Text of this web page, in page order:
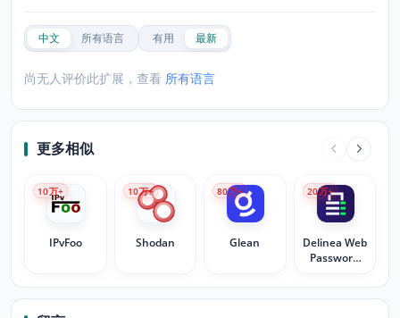
中文 所有语言 有用 最新
尚无人评价此扩展，查看 所有语言
更多相似
IPvFoo
10万+
Shodan
10万+
Glean
80万+
Delinea Web
Password
20万+